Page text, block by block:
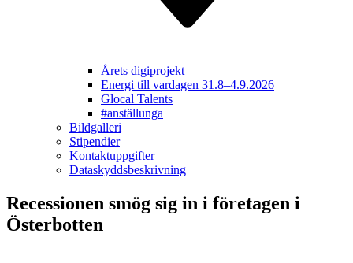
Årets digiprojekt
Energi till vardagen 31.8–4.9.2026
Glocal Talents
#anställunga
Bildgalleri
Stipendier
Kontakt­uppgifter
Dataskydds­beskrivning
Recessionen smög sig in i företagen i
Österbotten